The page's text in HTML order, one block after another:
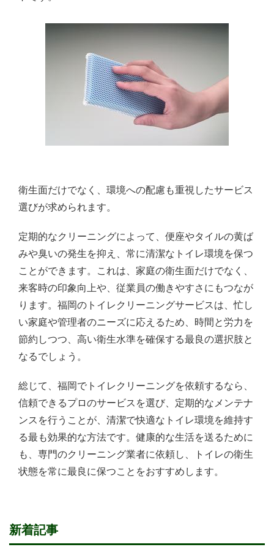
衛生面だけでなく、環境への配慮も重視したサービス
選びが求められます。
定期的なクリーニングによって、便座やタイルの黄ば
みや臭いの発生を抑え、常に清潔なトイレ環境を保つ
ことができます。これは、家庭の衛生面だけでなく、
来客時の印象向上や、従業員の働きやすさにもつなが
ります。福岡のトイレクリーニングサービスは、忙し
い家庭や管理者のニーズに応えるため、時間と労力を
節約しつつ、高い衛生水準を確保する最良の選択肢と
なるでしょう。
総じて、福岡でトイレクリーニングを依頼するなら、
信頼できるプロのサービスを選び、定期的なメンテナ
ンスを行うことが、清潔で快適なトイレ環境を維持す
る最も効果的な方法です。健康的な生活を送るために
も、専門のクリーニング業者に依頼し、トイレの衛生
状態を常に最良に保つことをおすすめします。
新着記事